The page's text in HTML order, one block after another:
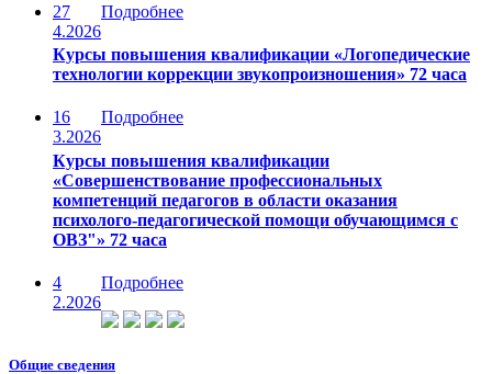
27
4.2026
Подробнее
Курсы повышения квалификации «Логопедические
технологии коррекции звукопроизношения» 72 часа
16
3.2026
Подробнее
Курсы повышения квалификации
«Совершенствование профессиональных
компетенций педагогов в области оказания
психолого-педагогической помощи обучающимся с
ОВЗ"» 72 часа
4
2.2026
Подробнее
Общие сведения